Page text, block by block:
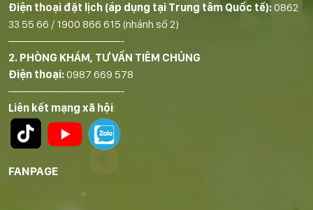
Điện thoại đặt lịch (áp dụng tại Trung tâm Quốc tế):0862
33 55 66 / 1900 866 615 (nhánh số 2)
——————————-
2. PHÒNG KHÁM, TƯ VẤN TIÊM CHỦNG
Điện thoại:0987 669 578
——————————-
Liên kết mạng xã hội:
FANPAGE